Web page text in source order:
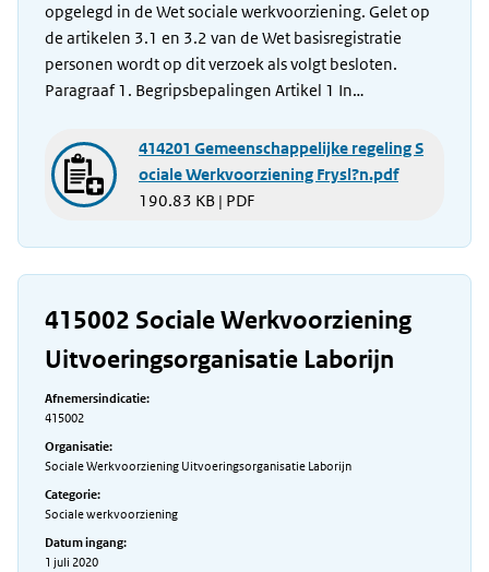
opgelegd in de Wet sociale werkvoorziening. Gelet op
de artikelen 3.1 en 3.2 van de Wet basisregistratie
personen wordt op dit verzoek als volgt besloten.
Paragraaf 1. Begripsbepalingen Artikel 1 In…
414201 Gemeenschappelijke regeling S
ociale Werkvoorziening Frysl?n.pdf
190.83 KB | PDF
415002 Sociale Werkvoorziening
Uitvoeringsorganisatie Laborijn
Afnemersindicatie:
415002
Organisatie:
Sociale Werkvoorziening Uitvoeringsorganisatie Laborijn
Categorie:
Sociale werkvoorziening
Datum ingang:
1 juli 2020